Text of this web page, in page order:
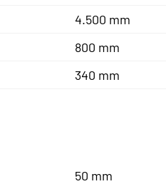
4.500 mm
800 mm
340 mm
50 mm